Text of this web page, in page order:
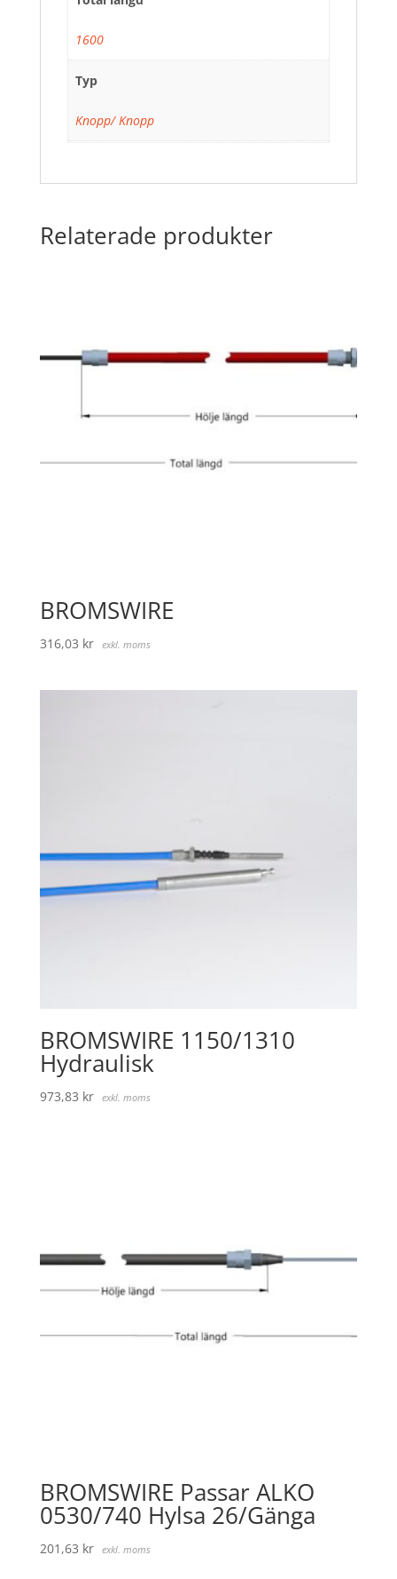
1600
Typ
Knopp/ Knopp
Relaterade produkter
BROMSWIRE
316,03 kr exkl. moms
BROMSWIRE 1150/1310
Hydraulisk
973,83 kr exkl. moms
BROMSWIRE Passar ALKO
0530/740 Hylsa 26/Gänga
201,63 kr exkl. moms